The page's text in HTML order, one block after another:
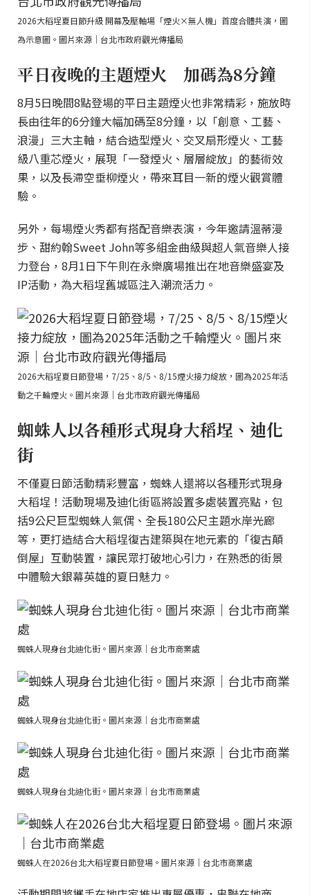
2026大稻埕夏日節升級 開幕及壓軸場「煙火×無人機」首度合體共演，圖
為示意圖。圖片來源｜台北市政府觀光傳播局
平日夜晚的主題煙火 加碼為8分鐘
8月5日晚間8點登場的平日主題煙火也非常精彩，施放時
長由往年的6分鐘大幅加碼至8分鐘，以「創意、工藝、
浪漫」三大主軸，結合造型煙火、交叉扇形煙火、工藝
級八重芯煙火，展現「一發煙火、層層綻放」的藝術效
果，以及長滯空垂柳煙火，帶來耳目一新的煙火觀賞體
驗。
另外，每場煙火秀都有搭配音樂表演，今年邀請溫蒂漫
步、甜約翰Sweet John等多組金曲級與超人氣音樂人接
力登台，8月1日下午則在永樂廣場推出在地音樂盛宴及
IP活動，為大稻埕舊城區注入潮流活力。
2026大稻埕夏日節登場，7/25、8/5、8/15煙火接力綻放，圖為2025年活
動之千輪煙火。圖片來源｜台北市政府觀光傳播局
蜘蛛人以各種形式現身大稻埕、迪化
街
不僅夏日節活動精彩豐富，蜘蛛人還將以各種形式現身
大稻埕！活動現場及迪化街區將設置多處裝置亮點，包
括9公尺巨型蜘蛛人氣偶、全長180公尺主題水岸光廊
等，更打造結合大稻埕復古建築與在地元素的「復古顛
倒屋」互動裝置，讓民眾打破地心引力，在熟悉的街景
中體驗大銀幕英雄的夏日魅力。
蜘蛛人現身台北迪化街。圖片來源｜台北市商業處
蜘蛛人現身台北迪化街。圖片來源｜台北市商業處
蜘蛛人現身台北迪化街。圖片來源｜台北市商業處
蜘蛛人在2026台北大稻埕夏日節登場。圖片來源｜台北市商業處